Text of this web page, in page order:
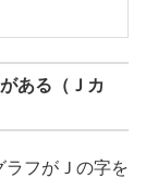
ある（Ｊカ
ラフがＪの字を